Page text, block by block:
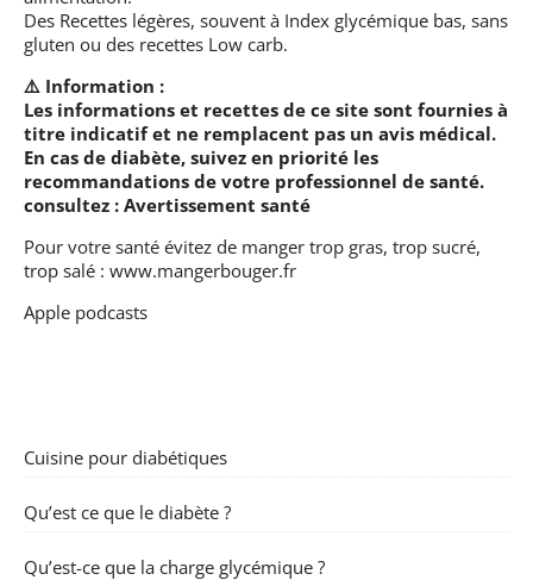
Des Recettes légères, souvent à Index glycémique bas, sans
gluten ou des recettes Low carb.
⚠️ Information :
Les informations et recettes de ce site sont fournies à
titre indicatif et ne remplacent pas un avis médical.
En cas de diabète, suivez en priorité les
recommandations de votre professionnel de santé.
consultez : Avertissement santé
Pour votre santé évitez de manger trop gras, trop sucré,
trop salé : www.mangerbouger.fr
Apple podcasts
Cuisine pour diabétiques
Qu’est ce que le diabète ?
Qu’est-ce que la charge glycémique ?